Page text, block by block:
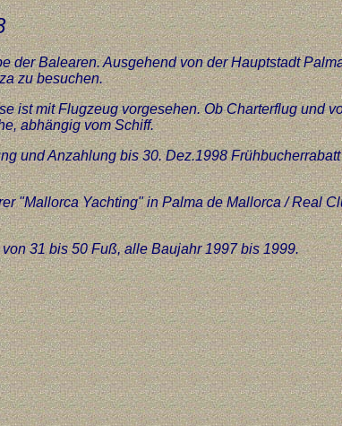
der Balearen. Ausgehend von der Hauptstadt
zu besuchen.
ist mit Flugzeug vorgesehen. Ob Charterflug und
abhängig vom Schiff.
und Anzahlung bis 30. Dez.1998
"Mallorca Yachting" in Palma de Mallorca / Real
31 bis 50 Fuß, alle Baujahr 1997 bis 1999.